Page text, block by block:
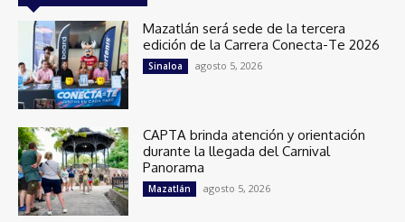
Mazatlán será sede de la tercera
edición de la Carrera Conecta-Te 2026
Sinaloa agosto 5, 2026
CAPTA brinda atención y orientación
durante la llegada del Carnival
Panorama
Mazatlán agosto 5, 2026